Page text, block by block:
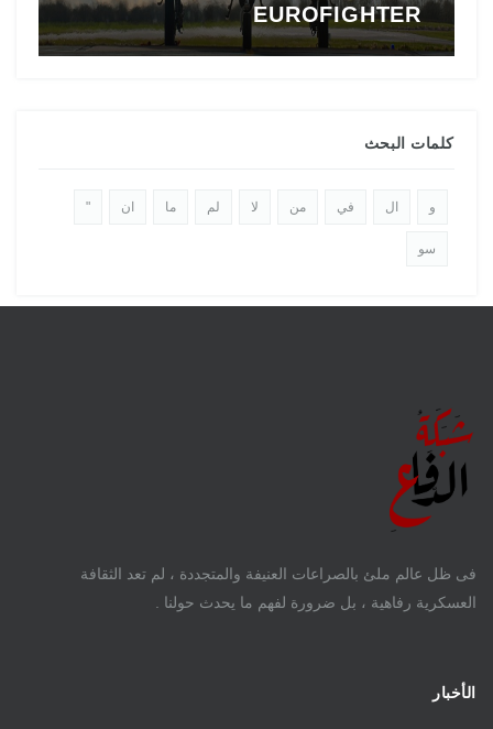
EUROFIGHTER
كلمات البحث
و ال في من لا لم ما ان "
سو
فى ظل عالم ملئ بالصراعات العنيفة والمتجددة ، لم تعد الثقافة
العسكرية رفاهية ، بل ضرورة لفهم ما يحدث حولنا .
الأخبار